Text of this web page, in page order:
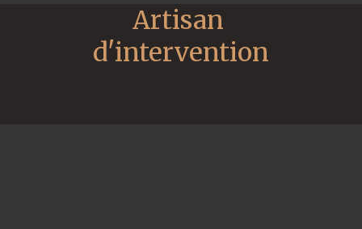
Artisan
d'intervention